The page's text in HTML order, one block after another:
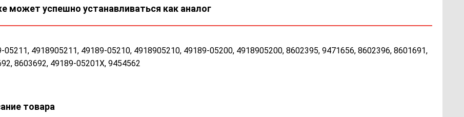
может успешно устанавливаться как аналог
05211, 4918905211, 49189-05210, 4918905210, 49189-05200, 4918905200, 8602395, 9471656, 8602396, 8601691,
8603692, 49189-05201X, 9454562
товара